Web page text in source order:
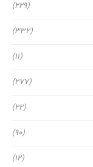
(229)
(332)
(11)
(277)
(22)
(90)
(12)